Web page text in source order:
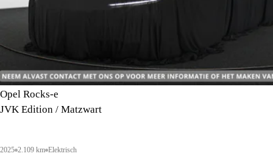
Opel Rocks-e
JVK Edition / Matzwart
2025 2.109 km Elektrisch